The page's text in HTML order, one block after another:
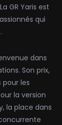
GR Yaris est
qui
dans
Son prix,
les
la version
la place dans